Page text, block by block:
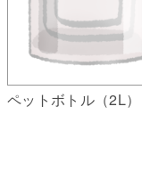
ペットボトル（2L）